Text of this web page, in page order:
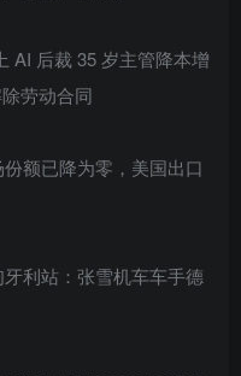
AI 后裁 35 岁主管降本增
劳动合同
额已降为零，美国出口
利站：张雪机车车手德